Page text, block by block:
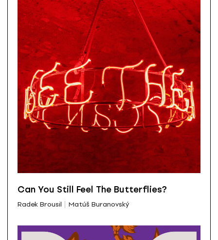
Can You Still Feel The Butterflies?
Radek Brousil Matúš Buranovský